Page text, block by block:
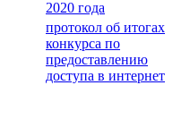
2020 года
протокол об итогах
конкурса по
предоставлению
доступа в интернет